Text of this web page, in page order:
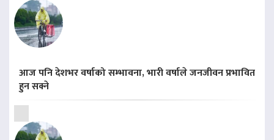
आज पनि देशभर वर्षाको सम्भावना, भारी वर्षाले जनजीवन प्रभावित
हुन सक्ने